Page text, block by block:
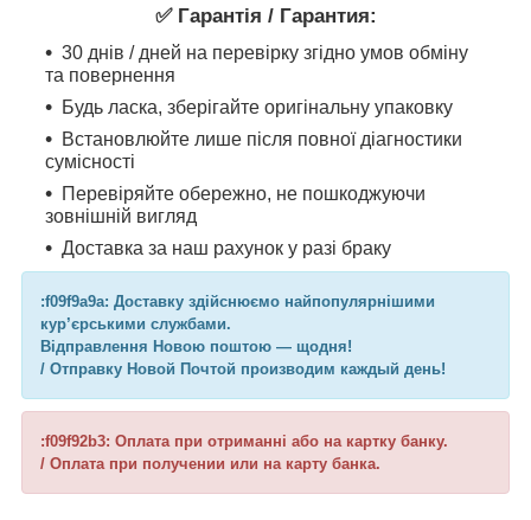
✅ Гарантія / Гарантия:
30 днів / дней на перевірку згідно умов обміну
та повернення
Будь ласка, зберігайте оригінальну упаковку
Встановлюйте лише після повної діагностики
сумісності
Перевіряйте обережно, не пошкоджуючи
зовнішній вигляд
Доставка за наш рахунок у разі браку
:f09f9a9a: Доставку здійснюємо найпопулярнішими
кур’єрськими службами.
Відправлення Новою поштою — щодня!
/ Отправку Новой Почтой производим каждый день!
:f09f92b3: Оплата при отриманні або на картку банку.
/ Оплата при получении или на карту банка.